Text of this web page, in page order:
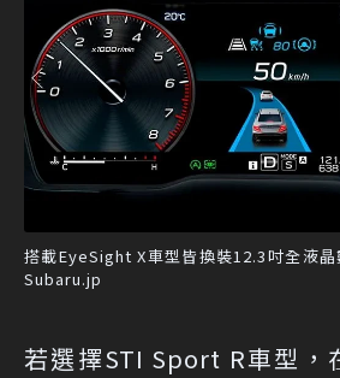
搭載EyeSight X車型皆換裝12.3吋全液
Subaru.jp
若選擇STI Sport R車型，